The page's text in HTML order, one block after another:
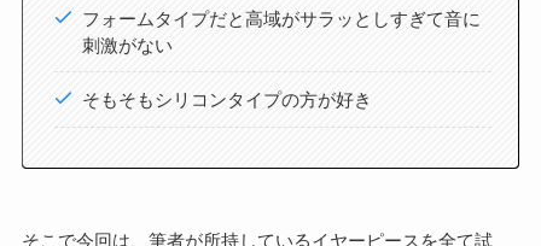
フォームタイプだと高域がサラッとしすぎて音に
刺激がない
そもそもシリコンタイプの方が好き
そこで今回は、筆者が所持しているイヤーピースを全て試